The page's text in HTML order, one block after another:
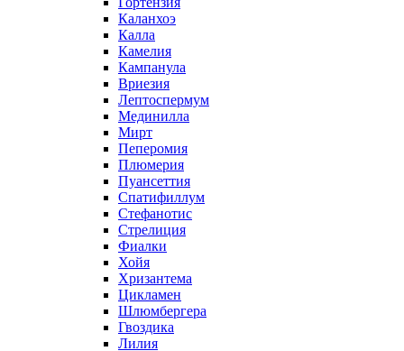
Каланхоэ
Калла
Камелия
Кампанула
Вриезия
Лептоспермум
Мединилла
Мирт
Пеперомия
Плюмерия
Пуансеттия
Спатифиллум
Стефанотис
Стрелиция
Фиалки
Хойя
Хризантема
Цикламен
Шлюмбергера
Гвоздика
Лилия